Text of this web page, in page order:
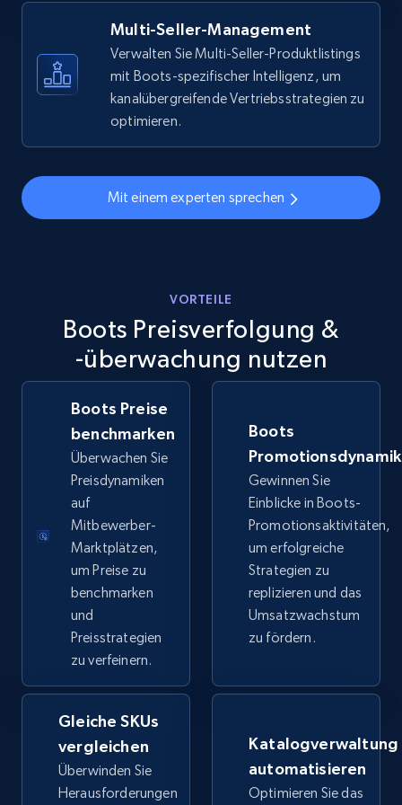
874+ Jetzt anfangen
URL, Final price, Sku, Currency, Gtin,
Specifications, Image urls, Top reviews, and
TikTok Shop
URL, Title, Available, Description, Currency, Initial
price, Final price, Discount percent, and more.
5.4K+ 667+ Jetzt anfangen
TikTok Shop - category
URL, Title, Available, Description, Currency, Initial
price, Final price, Discount percent, and more.
5.4K+ 667+ Jetzt anfangen
TikTok Shop - Collect TikTok shop products
by keywords search
URL, Title, Available, Description, Currency, Initial
Multi-Seller-Management
Verwalten Sie Multi-Seller-Produktlistings
mit Boots-spezifischer Intelligenz, um
kanalübergreifende Vertriebsstrategien zu
optimieren.
Mit einem experten sprechen
VORTEILE
Boots Preisverfolgung &
-überwachung nutzen
Boots Preise
benchmarken
Überwachen Sie
Preisdynamiken
auf
Mitbewerber-
Marktplätzen,
um Preise zu
benchmarken
und
Preisstrategien
zu verfeinern.
Boots
Gewinnen Sie
Einblicke in Boots-
Promotionsaktivitäten,
um erfolgreiche
Strategien zu
replizieren und das
Umsatzwachstum
zu fördern.
Gleiche SKUs
vergleichen
Überwinden Sie
Herausforderungen
Katalogverwaltung
automatisieren
Optimieren Sie das